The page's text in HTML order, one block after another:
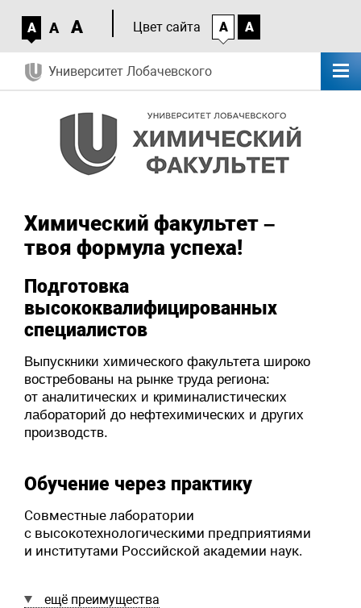
A A A Цвет сайта A A
Университет Лобачевского
Химический факультет –
твоя формула успеха!
Подготовка
высококвалифицированных
специалистов
Выпускники химического факультета широко
востребованы на рынке труда региона:
от аналитических и криминалистических
лабораторий до нефтехимических и других
производств.
Обучение через практику
Совместные лаборатории
с высокотехнологическими предприятиями
и институтами Российской академии наук.
ещё преимущества